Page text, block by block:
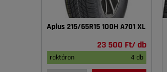
Aplus 215/65R15 100H A701 XL
23 500 Ft/ db
raktáron 4 db